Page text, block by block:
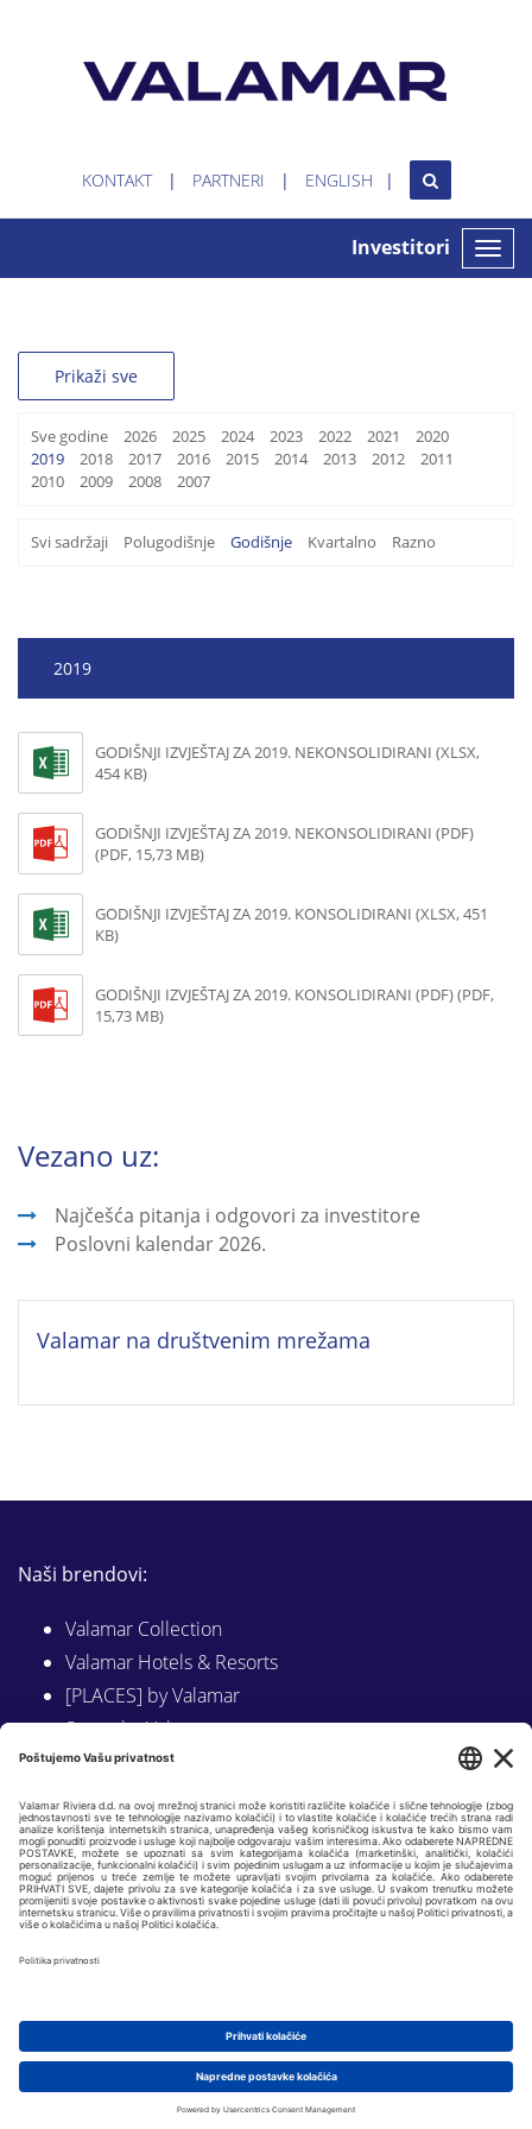
KONTAKT PARTNERI ENGLISH
Toggle
Investitori
Prikaži sve
Sve godine 2026 2025 2024 2023 2022 2021
2020
2019
2018 2017 2016 2015 2014 2013 2012
2011
2010
2009 2008 2007
Svi sadržaji Polugodišnje Godišnje Kvartalno Razno
2019
GODIŠNJI IZVJEŠTAJ ZA 2019. NEKONSOLIDIRANI (XLSX,
454 KB)
GODIŠNJI IZVJEŠTAJ ZA 2019. NEKONSOLIDIRANI (PDF)
(PDF, 15,73 MB)
GODIŠNJI IZVJEŠTAJ ZA 2019. KONSOLIDIRANI (XLSX, 451
KB)
GODIŠNJI IZVJEŠTAJ ZA 2019. KONSOLIDIRANI (PDF) (PDF,
15,73 MB)
Vezano uz:
Najčešća pitanja i odgovori za investitore
Poslovni kalendar 2026.
Valamar na društvenim mrežama
Naši brendovi:
Valamar Collection
Valamar Hotels & Resorts
[PLACES] by Valamar
Sunny by Valamar
Valamar Camping
Istraži na Valamar.com
Slijedite nas na:
Copyright © 2026 Valamar Riviera d.d. |Osnovni podaci|GDPR i politike
| Web byKADEI 360|Postavke kolačića